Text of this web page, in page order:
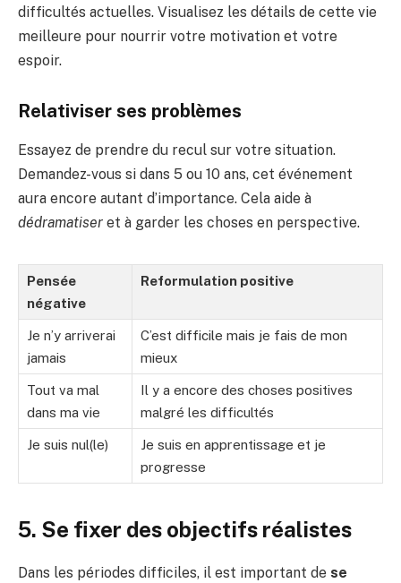
difficultés actuelles. Visualisez les détails de cette vie
meilleure pour nourrir votre motivation et votre
espoir.
Relativiser ses problèmes
Essayez de prendre du recul sur votre situation.
Demandez-vous si dans 5 ou 10 ans, cet événement
aura encore autant d’importance. Cela aide à
dédramatiser et à garder les choses en perspective.
Pensée
négative
Reformulation positive
Je n’y arriverai
jamais
C’est difficile mais je fais de mon
mieux
Tout va mal
dans ma vie
Il y a encore des choses positives
malgré les difficultés
Je suis nul(le)
Je suis en apprentissage et je
progresse
5. Se fixer des objectifs réalistes
Dans les périodes difficiles, il est important de se